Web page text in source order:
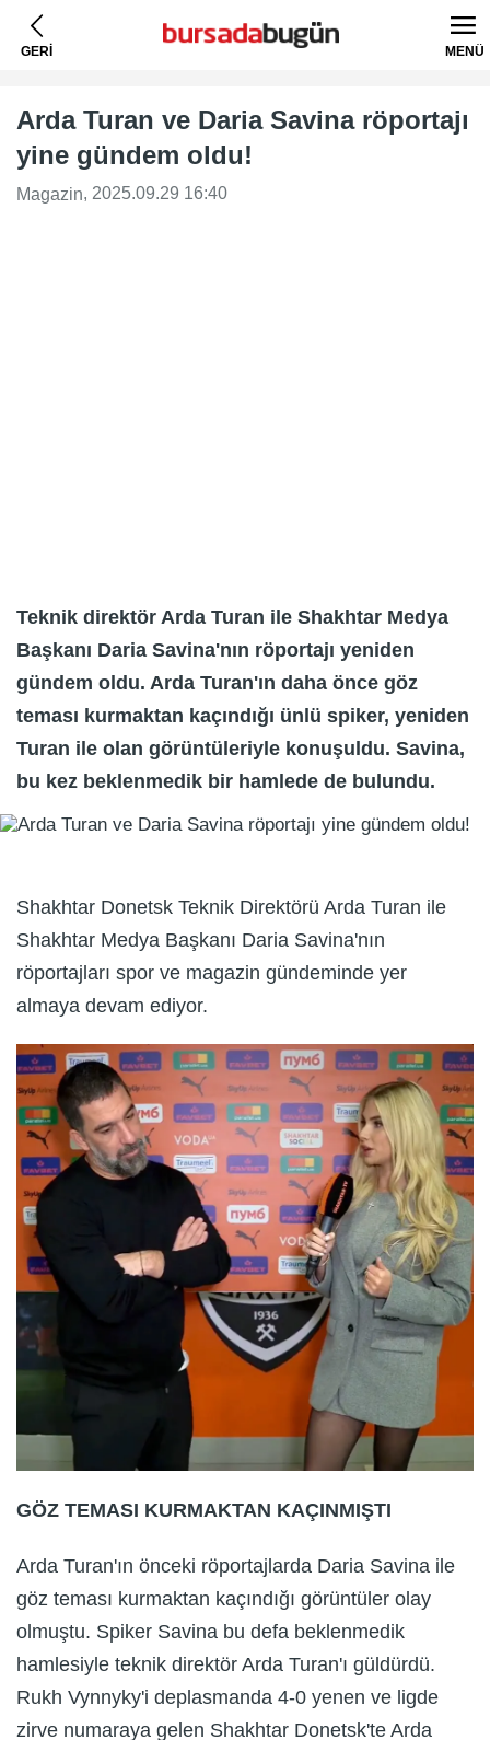
GERİ MENÜ
Arda Turan ve Daria Savina röportajı
yine gündem oldu!
Magazin, 2025.09.29 16:40
Teknik direktör Arda Turan ile Shakhtar Medya
Başkanı Daria Savina'nın röportajı yeniden
gündem oldu. Arda Turan'ın daha önce göz
teması kurmaktan kaçındığı ünlü spiker, yeniden
Turan ile olan görüntüleriyle konuşuldu. Savina,
bu kez beklenmedik bir hamlede de bulundu.
Shakhtar Donetsk Teknik Direktörü Arda Turan ile
Shakhtar Medya Başkanı Daria Savina'nın
röportajları spor ve magazin gündeminde yer
almaya devam ediyor.
GÖZ TEMASI KURMAKTAN KAÇINMIŞTI
Arda Turan'ın önceki röportajlarda Daria Savina ile
göz teması kurmaktan kaçındığı görüntüler olay
olmuştu. Spiker Savina bu defa beklenmedik
hamlesiyle teknik direktör Arda Turan'ı güldürdü.
Rukh Vynnyky'i deplasmanda 4-0 yenen ve ligde
zirve numaraya gelen Shakhtar Donetsk'te Arda